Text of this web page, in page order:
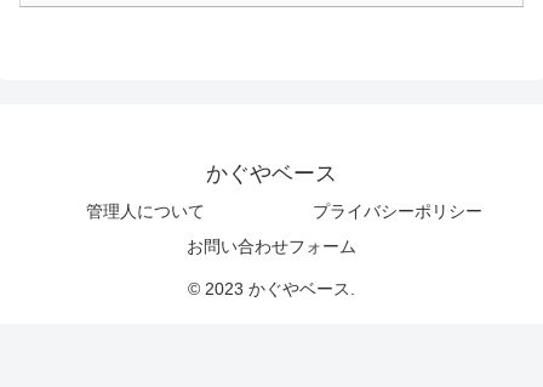
かぐやベース
管理人について
プライバシーポリシー
お問い合わせフォーム
© 2023 かぐやベース.